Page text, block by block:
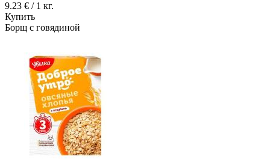
9.23 € / 1 кг.
Купить
Борщ с говядиной